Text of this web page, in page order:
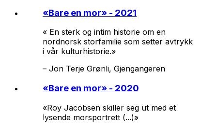
«Bare en mor» - 2021
« En sterk og intim historie om en
nordnorsk storfamilie som setter avtrykk
i vår kulturhistorie.»
– Jon Terje Grønli, Gjengangeren
«Bare en mor» - 2020
«Roy Jacobsen skiller seg ut med et
lysende morsportrett (...)»